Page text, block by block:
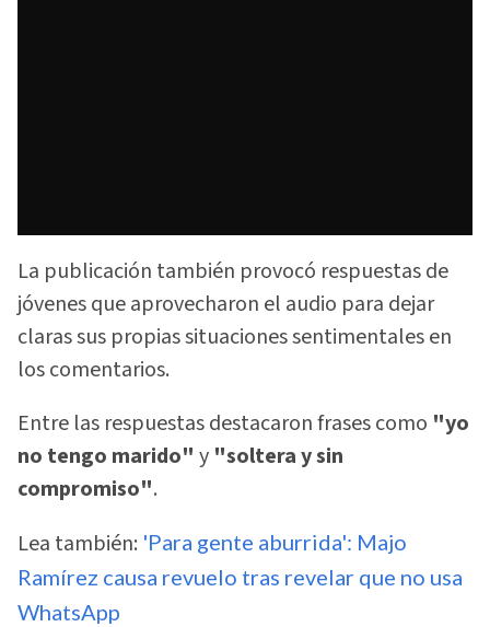
La publicación también provocó respuestas de
jóvenes que aprovecharon el audio para dejar
claras sus propias situaciones sentimentales en
los comentarios.
Entre las respuestas destacaron frases como "yo
no tengo marido" y "soltera y sin
compromiso".
Lea también: 'Para gente aburrida': Majo
Ramírez causa revuelo tras revelar que no usa
WhatsApp